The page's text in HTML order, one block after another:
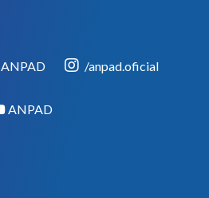
ANPAD /anpad.oficial
ANPAD